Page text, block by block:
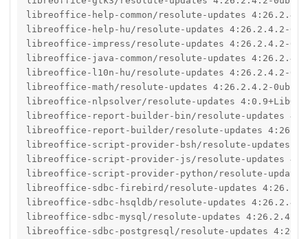
libreoffice-help-common/resolute-updates
libreoffice-help-hu/resolute-updates 4:26.2.4.2-
libreoffice-impress/resolute-updates 4:26.2.4.2-
libreoffice-java-common/resolute-updates
libreoffice-l10n-hu/resolute-updates 4:26.2.4.2-
libreoffice-math/resolute-updates 4:26.2.4.2-
libreoffice-nlpsolver/resolute-updates
libreoffice-report-builder-bin/resolute-updates
libreoffice-report-builder/resolute-updates
libreoffice-script-provider-bsh/resolute-updates
libreoffice-script-provider-js/resolute-updates
libreoffice-script-provider-python/resolute-
libreoffice-sdbc-firebird/resolute-updates
libreoffice-sdbc-hsqldb/resolute-updates
libreoffice-sdbc-mysql/resolute-updates
libreoffice-sdbc-postgresql/resolute-updates